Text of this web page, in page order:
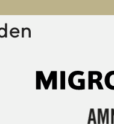
Logo von Migros
Logo von
Logo von Logo
Logo von
Logo von Digitec
Logo von
Logo von
Logo von ATC
Logo von Logo
Logo von Doodah
Logo von ISOSTAR
Logo von Swiss
Logo von
Logo von Syna V2
Logo von Physio
Logo von